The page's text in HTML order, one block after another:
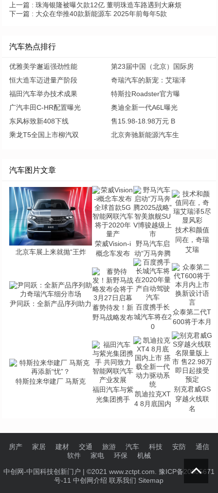
上一篇 : 珠海银隆被曝欠款12亿 董明珠造车路遇到大麻烦
下一篇 : 大众在华推40款新能源车 2025年前每年5款
汽车热点排行
优雅美学邂逅强劲性能
第23届中国（北京）国际房
恒大造车迈进量产阶段
奇瑞汽车的新宠：艾瑞泽
福田汽车举办技术成果
特斯拉Roadster官方曝
广汽丰田C-HR配置曝光
奥迪全新一代A6L曝光
东风标致新408下线
售15.98-18.98万元 B
乘龙T5全国上市柳汽双
北京奔驰新能源汽车生
汽车图片文章
北京车展上来就抛“王炸
荣威Vision-i
概念车发布
野马汽车启
动“万马奔腾
技术和颜值
同在，奇瑞
艾瑞
尹同跃：全新产品序列助力 蓄势待发！新
野马战略发布
百度携手长
城汽车将在2
0
众泰第二代T
600将于本月
特斯拉来华建厂 马斯克
福田汽车与紫
光集团携手
凯迪拉克XT
4 8月底国内
别克君威GS
穿越火线联
名
房产 家居 建材 交通 旅游 汽车 科技 安防
通信
软件
家电 环保 机械
中创网-中国科技创新门户 | ©2021 www.zctpt.com. 豫ICP备20005671
号-11中创网介绍 联系我们 Sitemap